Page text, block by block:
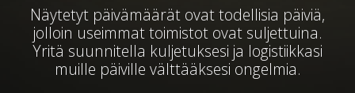
Näytetyt päivämäärät ovat todellisia päiviä,
jolloin useimmat toimistot ovat suljettuina.
Yritä suunnitella kuljetuksesi ja logistiikkasi
muille päiville välttääksesi ongelmia.